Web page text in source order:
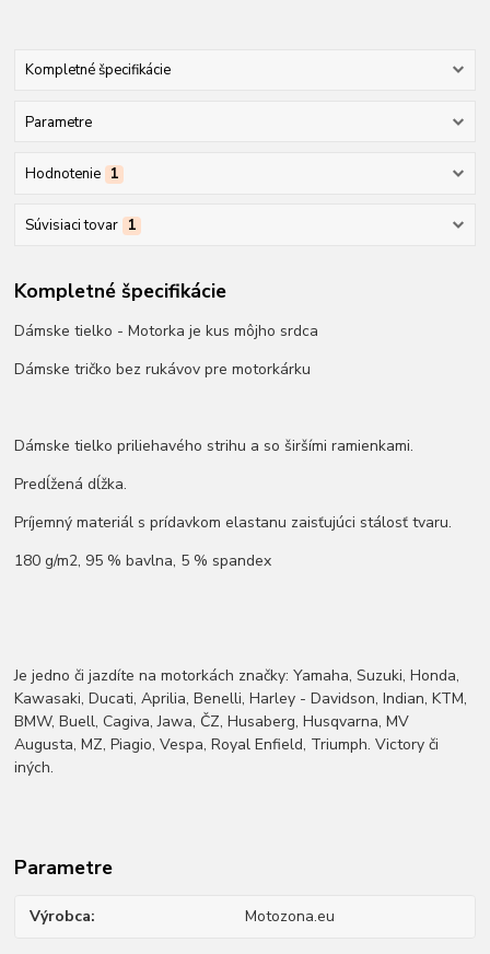
Kompletné špecifikácie
Parametre
Hodnotenie 1
Súvisiaci tovar 1
Kompletné špecifikácie
Dámske tielko - Motorka je kus môjho srdca
Dámske tričko bez rukávov pre motorkárku
Dámske tielko priliehavého strihu a so širšími ramienkami.
Predĺžená dĺžka.
Príjemný materiál s prídavkom elastanu zaisťujúci stálosť tvaru.
180 g/m2, 95 % bavlna, 5 % spandex
Je jedno či jazdíte na motorkách značky: Yamaha, Suzuki, Honda,
Kawasaki, Ducati, Aprilia, Benelli, Harley - Davidson, Indian, KTM,
BMW, Buell, Cagiva, Jawa, ČZ, Husaberg, Husqvarna, MV
Augusta, MZ, Piagio, Vespa, Royal Enfield, Triumph. Victory či
iných.
Parametre
Výrobca Motozona.eu